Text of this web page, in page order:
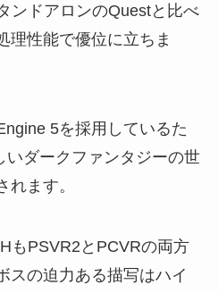
ンドアロンのQuestと比べ
理性能で優位に立ちま
5を採用しているた
いダークファンタジーの世
ます。
もPSVR2とPCVRの両方
スの迫力ある描写はハイ